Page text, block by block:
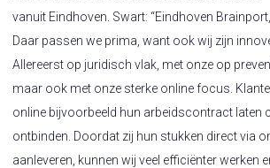
vanuit Eindhoven. Swart: “Eindhoven
Daar passen we prima, want ook wij zijn
Allereerst op juridisch vlak, met onze op
maar ook met onze sterke online focus.
online bijvoorbeeld hun arbeidscontract laten
ontbinden. Doordat zij hun stukken direct via
aanleveren, kunnen wij veel efficiënter werken